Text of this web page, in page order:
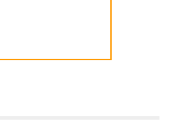
narazılığına